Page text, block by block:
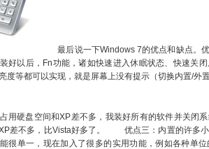
最后说一下Windows 7的优点和缺点。优
好以后，Fn功能，诸如快速进入休眠状态、快速关
度等都可以实现，就是屏幕上没有提示（切换内置/外
硬盘空间和XP差不多，我装好所有的软件并关闭系
差不多，比Vista好多了。
优点三：内置的许多小
很单一，现在加入了很多的实用功能，例如各种单